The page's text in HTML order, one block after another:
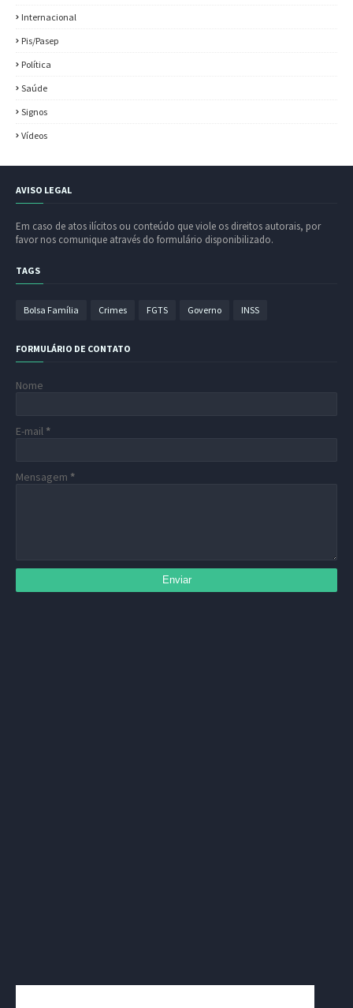
Internacional
Pis/Pasep
Política
Saúde
Signos
Vídeos
AVISO LEGAL
Em caso de atos ilícitos ou conteúdo que viole os direitos autorais, por
favor nos comunique através do formulário disponibilizado.
TAGS
Bolsa Família Crimes FGTS Governo INSS
FORMULÁRIO DE CONTATO
Nome
E-mail *
Mensagem *